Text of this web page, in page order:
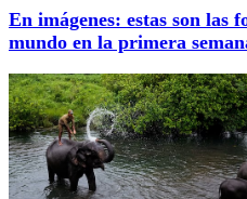
En imágenes: estas son las
mundo en la primera